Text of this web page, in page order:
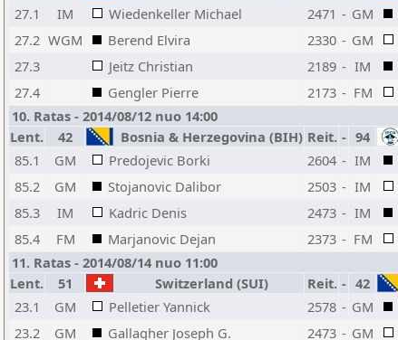
27.1
IM Wiedenkeller Michael 2471 - GM
27.2 WGM Berend Elvira 2330 - GM
27.3
Jeitz Christian 2189 - IM
27.4
Gengler Pierre 2173 - FM
10. Ratas - 2014/08/12 nuo 14:00
Lent.
42 Bosnia & Herzegovina (BIH) Reit. - 94
85.1
GM Predojevic Borki 2604 - IM
85.2
GM Stojanovic Dalibor 2503 - IM
85.3
IM Kadric Denis 2473 - IM
85.4
FM Marjanovic Dejan 2373 - FM
11. Ratas - 2014/08/14 nuo 11:00
Lent.
51 Switzerland (SUI) Reit. - 42
23.1
GM Pelletier Yannick 2578 - GM
23.2
GM Gallagher Joseph G. 2473 - GM